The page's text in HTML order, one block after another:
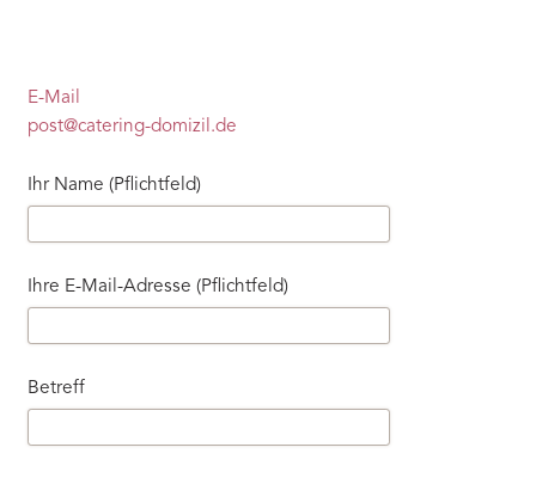
E-Mail
post@catering-domizil.de
Ihr Name (Pflichtfeld)
Ihre E-Mail-Adresse (Pflichtfeld)
Betreff